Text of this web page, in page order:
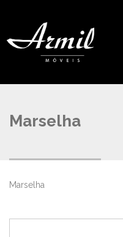
Marselha
Marselha